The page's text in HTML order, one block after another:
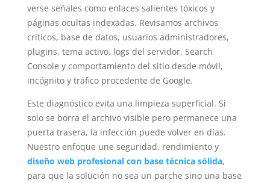
verse señales como enlaces salientes tóxicos y
páginas ocultas indexadas. Revisamos archivos
críticos, base de datos, usuarios administradores,
plugins, tema activo, logs del servidor, Search
Console y comportamiento del sitio desde móvil,
incógnito y tráfico procedente de Google.
Este diagnóstico evita una limpieza superficial. Si
solo se borra el archivo visible pero permanece una
puerta trasera, la infección puede volver en días.
Nuestro enfoque une seguridad, rendimiento y
diseño web profesional con base técnica sólida,
para que la solución no sea un parche sino una base